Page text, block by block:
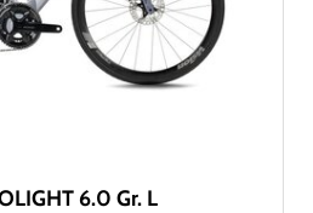
6.0 Gr. L